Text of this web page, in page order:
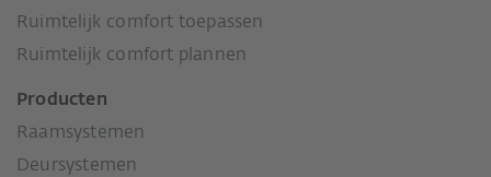
Ruimtelijk comfort toepassen
Ruimtelijk comfort plannen
Producten
Raamsystemen
Deursystemen